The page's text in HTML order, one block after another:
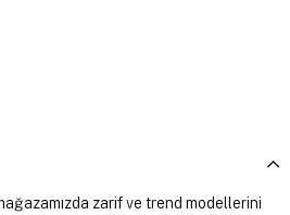
zarif ve trend modellerini